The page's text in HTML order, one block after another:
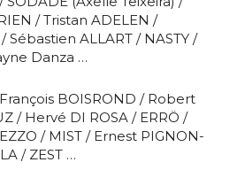
/ Tristan ADELEN /
Sébastien ALLART / NASTY /
Danza …
BOISROND / Robert
/ Hervé DI ROSA / ERRÖ /
/ MIST / Ernest PIGNON-
/ ZEST …